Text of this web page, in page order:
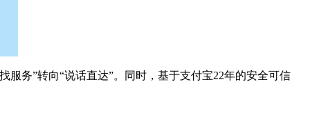
务”转向“说话直达”。同时，基于支付宝22年的安全可信